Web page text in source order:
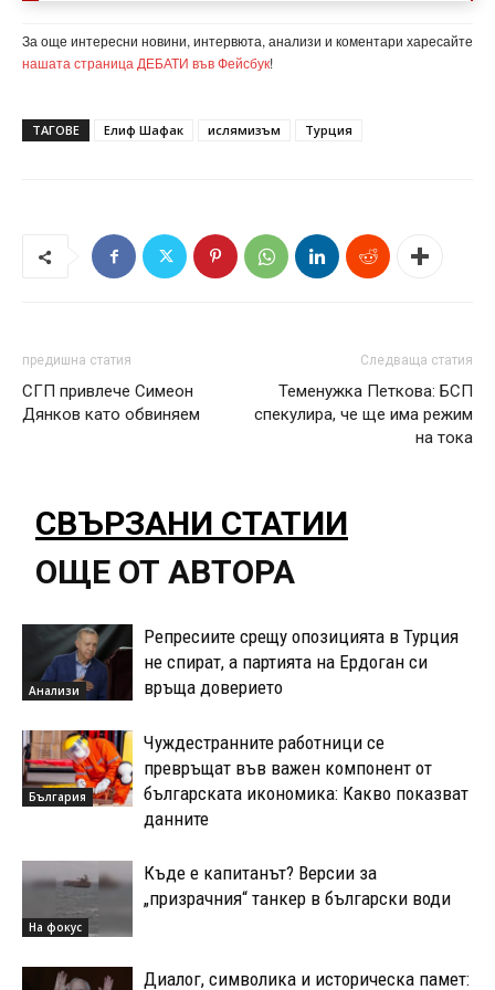
За още интересни новини, интервюта, анализи и коментари харесайте
нашата страница ДЕБАТИ във Фейсбук!
ТАГОВЕ Елиф Шафак ислямизъм Турция
предишна статия
СГП привлече Симеон
Дянков като обвиняем
Следваща статия
Теменужка Петкова: БСП
спекулира, че ще има режим
на тока
СВЪРЗАНИ СТАТИИ
ОЩЕ ОТ АВТОРА
Анализи
Репресиите срещу опозицията в Турция
не спират, а партията на Ердоган си
връща доверието
България
Чуждестранните работници се
превръщат във важен компонент от
българската икономика: Какво показват
данните
На фокус
Къде е капитанът? Версии за
„призрачния“ танкер в български води
Диалог, символика и историческа памет: